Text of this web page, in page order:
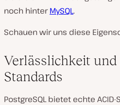
noch hinterMySQL.
Schauen wir uns diese
Verlässlichkeit
Standards
PostgreSQL bietet echte